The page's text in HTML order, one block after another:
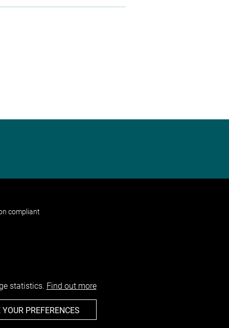
compliant
statistics. Find out more
PREFERENCES